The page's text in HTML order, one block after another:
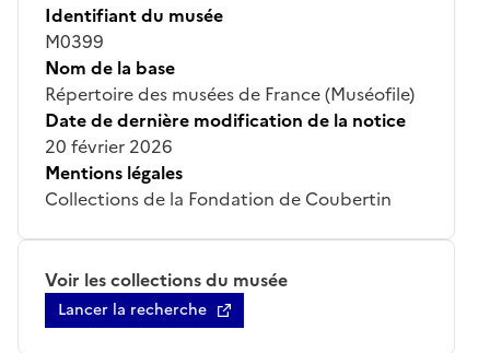
Identifiant du musée
M0399
Nom de la base
Répertoire des musées de France (Muséofile)
Date de dernière modification de la notice
20 février 2026
Mentions légales
Collections de la Fondation de Coubertin
Voir les collections du musée
Lancer la recherche